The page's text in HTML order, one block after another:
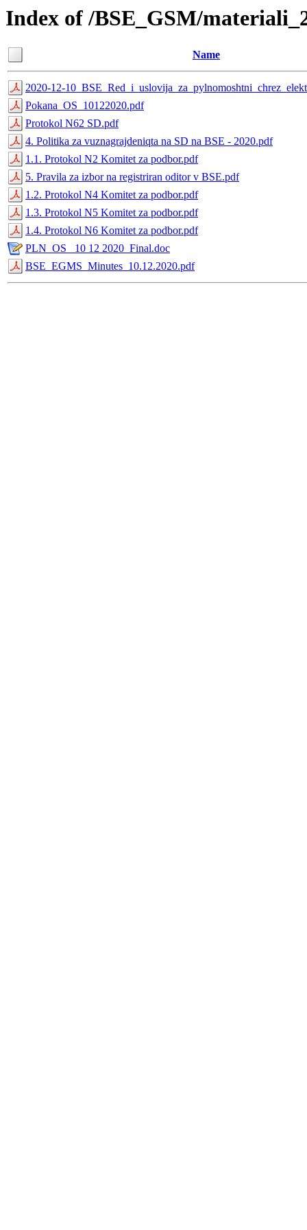
Index of /BSE_GSM/
Name
2020-12-
Pokana_OS_10122020.pdf
Protokol N62 SD.pdf
4. Politika za vuznagrajdeniqta na SD na BSE - 2020.pdf
1.1. Protokol N2 Komitet za podbor.pdf
5. Pravila za izbor na registriran oditor v BSE.pdf
1.2. Protokol N4 Komitet za podbor.pdf
1.3. Protokol N5 Komitet za podbor.pdf
1.4. Protokol N6 Komitet za podbor.pdf
PLN_OS _10 12 2020_Final.doc
BSE_EGMS_Minutes_10.12.2020.pdf